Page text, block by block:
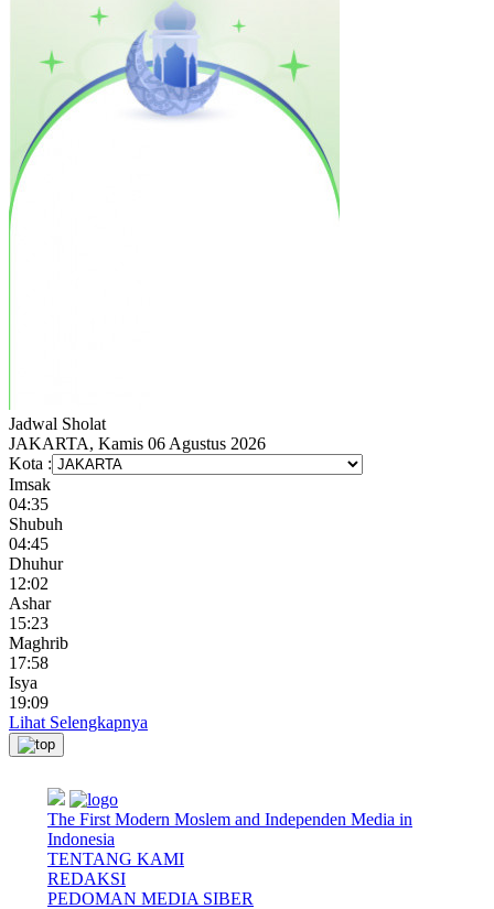
Jadwal Sholat
JAKARTA, Kamis 06 Agustus 2026
Kota :
Imsak
04:35
Shubuh
04:45
Dhuhur
12:02
Ashar
15:23
Maghrib
17:58
Isya
19:09
Lihat Selengkapnya
The First Modern Moslem and Independen Media in
Indonesia
TENTANG KAMI
REDAKSI
PEDOMAN MEDIA SIBER